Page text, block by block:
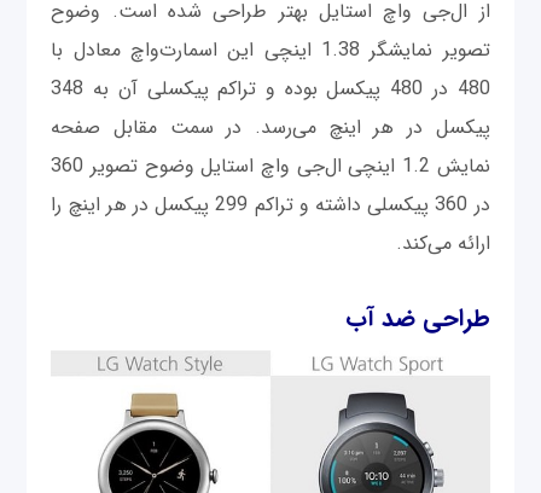
از ال‌جی واچ استایل بهتر طراحی شده است. وضوح
تصویر نمایشگر 1.38 اینچی این اسمارت‌واچ معادل با
480 در 480 پیکسل بوده و تراکم پیکسلی آن به 348
پیکسل در هر اینچ می‌رسد. در سمت مقابل صفحه
نمایش 1.2 اینچی ال‌جی واچ استایل وضوح تصویر 360
در 360 پیکسلی داشته و تراکم 299 پیکسل در هر اینچ را
ارائه می‌کند.
طراحی ضد آب